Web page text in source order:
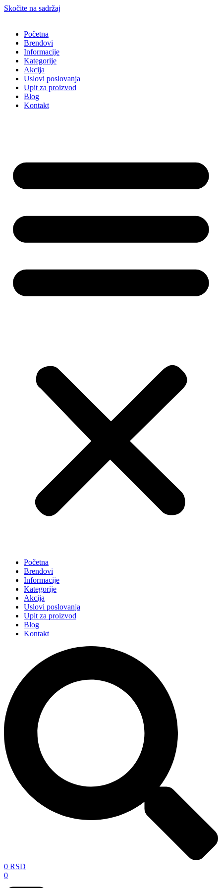
Skočite na sadržaj
Početna
Brendovi
Informacije
Kategorije
Akcija
Uslovi poslovanja
Upit za proizvod
Blog
Kontakt
Početna
Brendovi
Informacije
Kategorije
Akcija
Uslovi poslovanja
Upit za proizvod
Blog
Kontakt
0 RSD
0